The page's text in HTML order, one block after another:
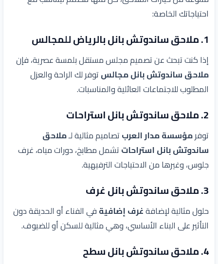
احتياجاتك الخاصة:
1. ملاحق ساندوتش بانل بالرياض للمجالس
إذا كنت تبحث عن تصميم مجلس مستقل بلمسة عصرية، فإن
ملاحق ساندوتش بانل مجالستوفر لك الراحة والعزل
المطلوب للاجتماعات العائلية والمناسبات.
2. ملاحق ساندوتش بانل استراحات
توفرمؤسسة مدار العربتصاميم مثالية لـملاحق
ساندوتش بانل استراحاتتشمل مطابخ، دورات مياه، غرف
جلوس، وغيرها من الاحتياجات الترفيهية.
3. ملاحق ساندوتش بانل غرف
حلول مثالية لإضافةغرف إضافيةفي الفناء أو الحديقة دون
التأثير على البناء الأساسي، وهي مثالية للسكن أو للضيوف.
4. ملاحق ساندوتش بانل سطح